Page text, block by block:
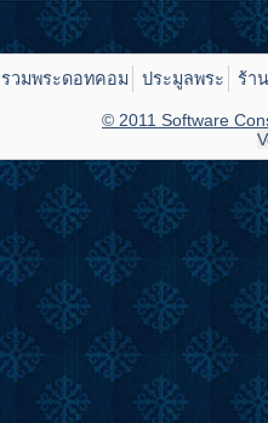
รวมพระดอทคอม ประมูลพระ ร้า
© 2011 Software